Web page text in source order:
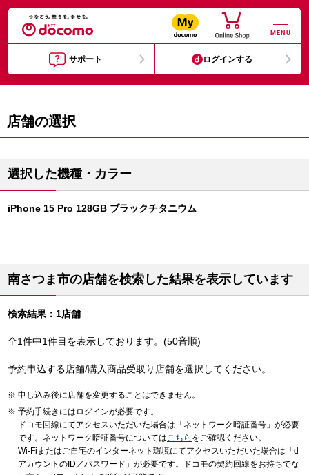
MENU
サポート ログインする
店舗の選択
選択した機種・カラー
iPhone 15 Pro 128GB ブラックチタニウム
南さつま市の店舗を検索した結果を表示しています
検索結果：1店舗
全1件中1件目を表示しております。(50音順)
予約申込する店舗/購入商品受取り店舗を選択してください。
申し込み後に店舗を変更することはできません。
予約手続きにはログインが必要です。
ドコモ回線にてアクセスいただいた場合は「ネットワーク暗証番号」が必要
です。ネットワーク暗証番号についてはこちら をご確認ください。
Wi-Fiまたはご自宅のインターネット環境にてアクセスいただいた場合は「d
アカウントのID／パスワード」が必要です。ドコモの契約回線をお持ちでな